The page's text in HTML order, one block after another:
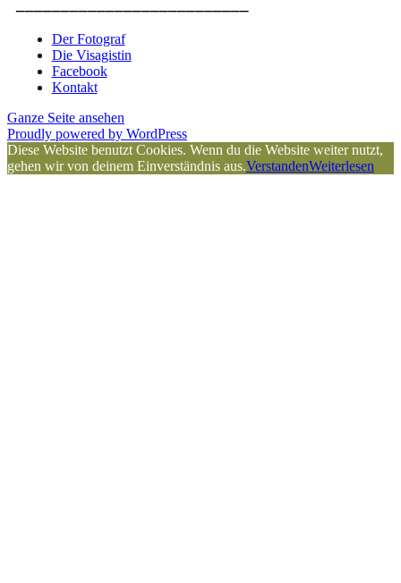
Der Fotograf
Die Visagistin
Facebook
Kontakt
Ganze Seite ansehen
Proudly powered by WordPress
Diese Website benutzt Cookies. Wenn du die Website weiter nutzt,
gehen wir von deinem Einverständnis aus.VerstandenWeiterlesen